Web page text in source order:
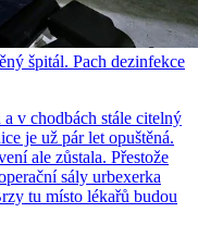
špitál. Pach dezinfekce
v chodbách stále citelný
je už pár let opuštěná.
ale zůstala. Přestože
sály urbexerka
tu místo lékařů budou